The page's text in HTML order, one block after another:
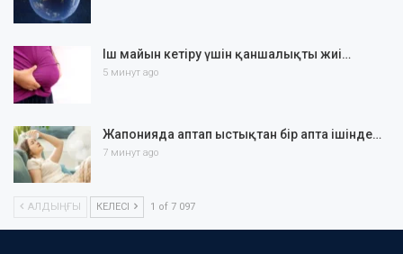
Іш майын кетіру үшін қаншалықты жиі…
5 минут ago
Жапонияда аптап ыстықтан бір апта ішінде…
7 минут ago
АЛДЫҢҒЫ КЕЛЕСІ 1 of 7 097